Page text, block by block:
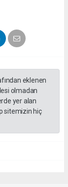
eklenen
olmadan
yer alan
sitemizin hiç